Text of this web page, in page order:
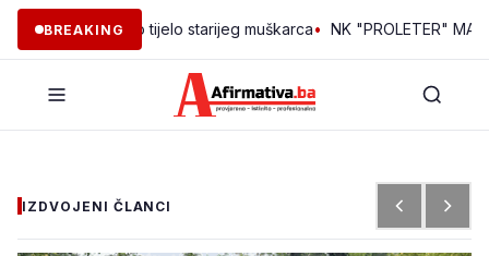
BREAKING
pronađeno tijelo starijeg muškarca• NK "PROLETER"
IZDVOJENI ČLANCI